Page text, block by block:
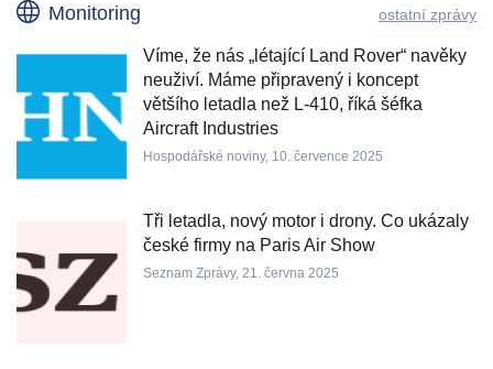
Monitoring ostatní zprávy
Víme, že nás „létající Land Rover“ navěky
neuživí. Máme připravený i koncept
většího letadla než L-410, říká šéfka
Aircraft Industries
Hospodářské noviny, 10. července 2025
Tři letadla, nový motor i drony. Co ukázaly
české firmy na Paris Air Show
Seznam Zprávy, 21. června 2025